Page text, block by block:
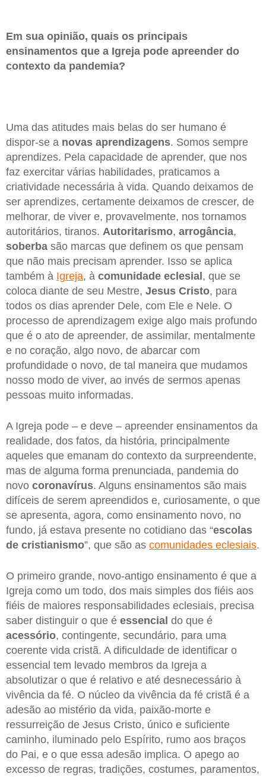
Em sua opinião, quais os principais
ensinamentos que a Igreja pode apreender do
contexto da pandemia?
Uma das atitudes mais belas do ser humano é
dispor-se a novas aprendizagens. Somos sempre
aprendizes. Pela capacidade de aprender, que nos
faz exercitar várias habilidades, praticamos a
criatividade necessária à vida. Quando deixamos de
ser aprendizes, certamente deixamos de crescer, de
melhorar, de viver e, provavelmente, nos tornamos
autoritários, tiranos. Autoritarismo, arrogância,
soberba são marcas que definem os que pensam
que não mais precisam aprender. Isso se aplica
também à Igreja, à comunidade eclesial , que se
coloca diante de seu Mestre, Jesus Cristo, para
todos os dias aprender Dele, com Ele e Nele. O
processo de aprendizagem exige algo mais profundo
que é o ato de apreender, de assimilar, mentalmente
e no coração, algo novo, de abarcar com
profundidade o novo, de tal maneira que mudamos
nosso modo de viver, ao invés de sermos apenas
pessoas muito informadas.
A Igreja pode – e deve – apreender ensinamentos da
realidade, dos fatos, da história, principalmente
aqueles que emanam do contexto da surpreendente,
mas de alguma forma prenunciada, pandemia do
novo coronavírus. Alguns ensinamentos são mais
difíceis de serem apreendidos e, curiosamente, o que
se apresenta, agora, como ensinamento novo, no
fundo, já estava presente no cotidiano das “escolas
de cristianismo”, que são as comunidades eclesiais.
O primeiro grande, novo-antigo ensinamento é que a
Igreja como um todo, dos mais simples dos fiéis aos
fiéis de maiores responsabilidades eclesiais, precisa
saber distinguir o que é essencial do que é
acessório, contingente, secundário, para uma
coerente vida cristã. A dificuldade de identificar o
essencial tem levado membros da Igreja a
absolutizar o que é relativo e até desnecessário à
vivência da fé. O núcleo da vivência da fé cristã é a
adesão ao mistério da vida, paixão-morte e
ressurreição de Jesus Cristo, único e suficiente
caminho, iluminado pelo Espírito, rumo aos braços
do Pai, e o que essa adesão implica. O apego ao
excesso de regras, tradições, costumes, paramentos,